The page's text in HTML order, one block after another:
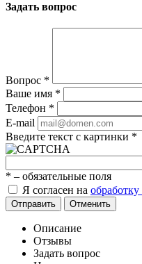
Задать вопрос
Вопрос *
Ваше имя *
Телефон *
E-mail
Введите текст с картинки *
* – обязательные поля
Я согласен на
Отправить Отменить
Описание
Отзывы
Задать вопрос